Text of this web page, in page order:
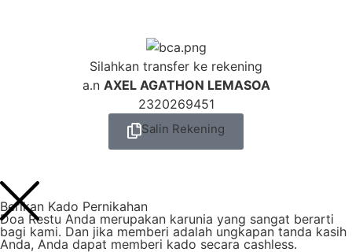
Silahkan transfer ke rekening
a.n AXEL AGATHON LEMASOA
2320269451
Salin Rekening
Berikan Kado Pernikahan
Doa Restu Anda merupakan karunia yang sangat berarti
bagi kami. Dan jika memberi adalah ungkapan tanda kasih
Anda, Anda dapat memberi kado secara cashless.